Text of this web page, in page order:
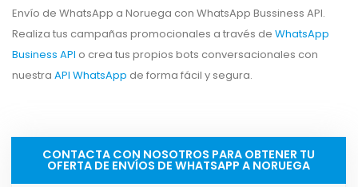
Envío de WhatsApp a Noruega con WhatsApp Bussiness API.
Realiza tus campañas promocionales a través de WhatsApp
Business API o crea tus propios bots conversacionales con
nuestra API WhatsApp de forma fácil y segura.
CONTACTA CON NOSOTROS PARA OBTENER TU
OFERTA DE ENVÍOS DE WHATSAPP A NORUEGA